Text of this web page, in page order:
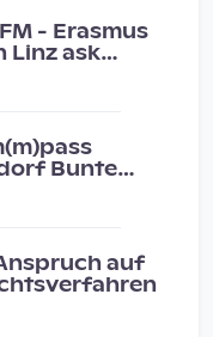
- Erasmus
Linz ask
for
Bunte
auf